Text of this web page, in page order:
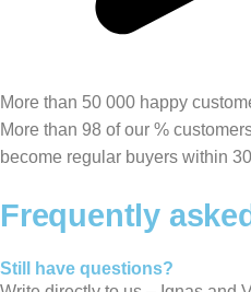
More than 50 000 happy
More than 98 of our %
become regular buyers within
Frequently
Still have questions?